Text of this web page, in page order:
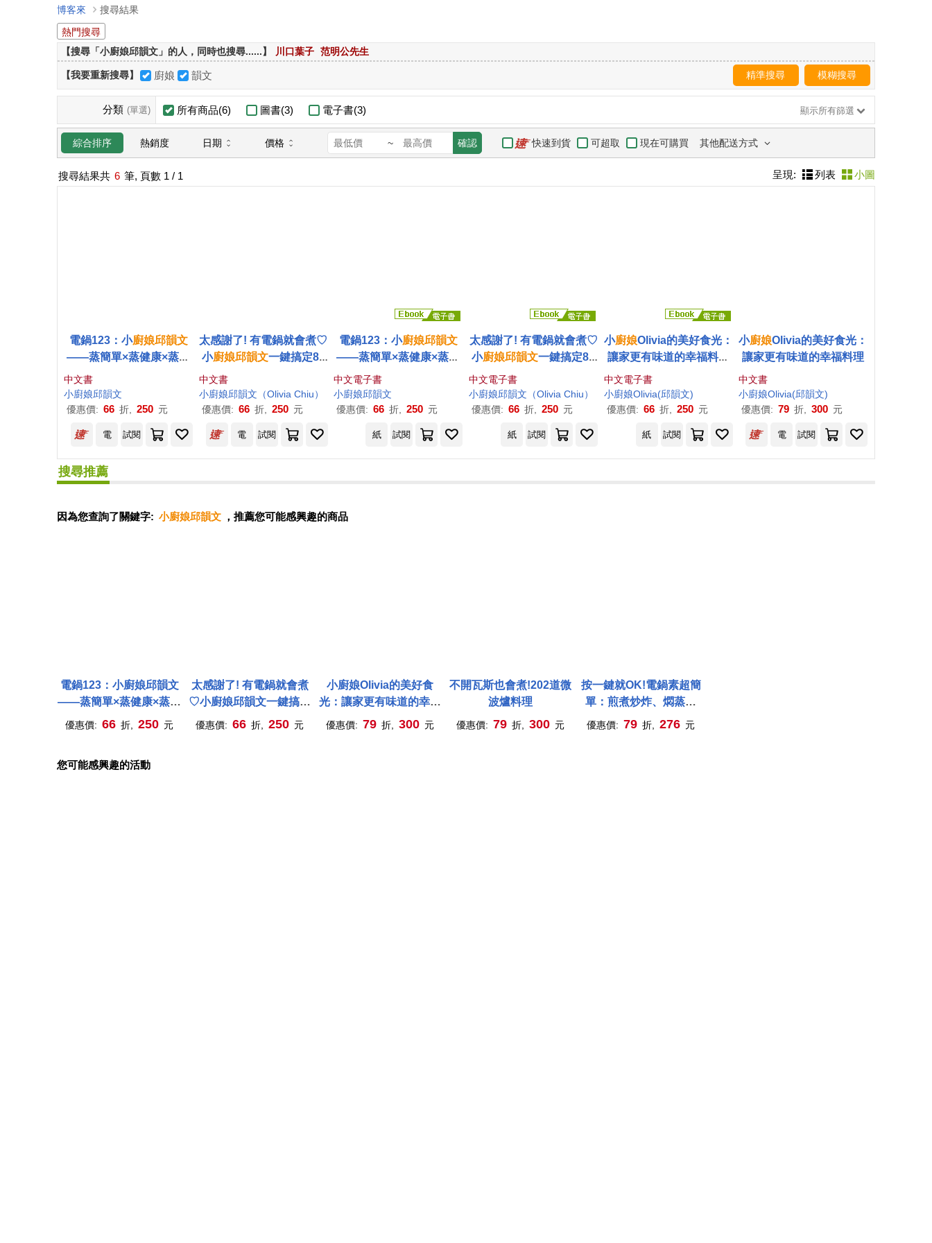
博客來
搜尋結果
熱門搜尋
【搜尋「小廚娘邱韻文」的人，同時也搜尋......】
川口葉子 范明公先生
【我要重新搜尋】 廚娘 韻文 精準搜尋 模糊搜尋
分類 (單選) 所有商品(6) 圖書(3) 電子書(3) 顯示所有篩選
綜合排序 熱銷度 日期 價格 ~ 確認 快速到貨 可超取 現在可購買 其他配送方式
搜尋結果共 6 筆, 頁數 1 / 1 呈現: 列表 小圖
電鍋123：小廚娘邱韻文
——蒸簡單×蒸健康×蒸好
味 真的只要3步驟，100道
無油煙安心料理輕鬆上菜!
[太感謝了暢銷紀念版]
中文書
小廚娘邱韻文
優惠價: 66 折, 250 元
太感謝了! 有電鍋就會煮♡
小廚娘邱韻文一鍵搞定80
中文書
小廚娘邱韻文 （Olivia Chiu）
優惠價: 66 折, 250 元
電鍋123：小廚娘邱韻文
——蒸簡單×蒸健康×蒸好
味 真的只要3步驟，100道
無油煙安心料理輕鬆上菜!
[太感謝了暢銷紀念版] (電
中文電子書
小廚娘邱韻文
優惠價: 66 折, 250 元
太感謝了! 有電鍋就會煮♡
小廚娘邱韻文一鍵搞定80
+零失敗料理 (電子書)
中文電子書
小廚娘邱韻文 （Olivia Chiu）
優惠價: 66 折, 250 元
小廚娘Olivia的美好食光：
讓家更有味道的幸福料理
(電子書)
中文電子書
小廚娘Olivia(邱韻文)
優惠價: 66 折, 250 元
小廚娘Olivia的美好食光：
讓家更有味道的幸福料理
中文書
小廚娘Olivia(邱韻文)
優惠價: 79 折, 300 元
電 試閱 電 試閱 紙 試閱 紙 試閱 紙 試閱 電 試閱
搜尋推薦
因為您查詢了關鍵字: 小廚娘邱韻文 ，推薦您可能感興趣的商品
電鍋123：小廚娘邱韻文
——蒸簡單×蒸健康×蒸好
味 真的只要3步驟，100
優惠價: 66 折, 250 元
太感謝了! 有電鍋就會煮
♡小廚娘邱韻文一鍵搞定
80+零失敗料理
優惠價: 66 折, 250 元
小廚娘Olivia的美好食
光：讓家更有味道的幸福
料理
優惠價: 79 折, 300 元
不開瓦斯也會煮!202道微
波爐料理
優惠價: 79 折, 300 元
按一鍵就OK!電鍋素超簡
單：煎煮炒炸、燜蒸燉
烤，從主食到小菜，一鍋
優惠價: 79 折, 276 元
您可能感興趣的活動